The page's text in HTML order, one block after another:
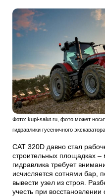
Фото: kupi-salut.ru, фото может
гидравлики гусеничного
CAT 320D давно стал
строительных площадках
гидравлика требует
исчисляется сотнями бар,
вывести узел из строя.
учесть при восстановлении